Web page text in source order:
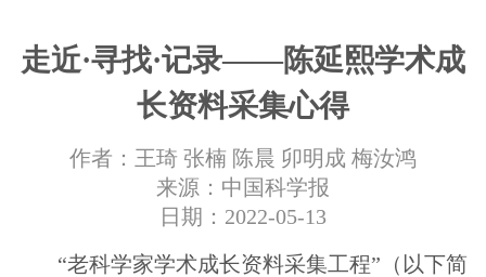
走近·寻找·记录——陈延熙学术成
长资料采集心得
作者：王琦 张楠 陈晨 卯明成 梅汝鸿
来源：中国科学报
日期：2022-05-13
“老科学家学术成长资料采集工程”（以下简